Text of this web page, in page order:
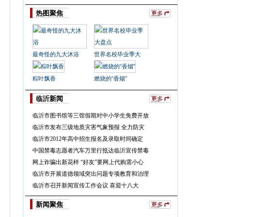
热图聚焦
最奇怪的九大沐浴 世界名校毕业季大
粽叶飘香 燃烧的“香烟”
临沂新闻
临沂市图书馆等三馆假期对中小学生免费开放
临沂市发布三级地质灾害气象预报 全力防灾
临沂市2012年高中招生报名及录取时间确定
中国禁毒志愿者汽车万里行抵达临沂宣传禁毒
网上诈骗出新花样 “好友”要网上代购需小心
临沂市开展道德领域突出问题专项教育和治理
临沂市召开新闻宣传工作会议 喜迎十八大
新闻聚焦